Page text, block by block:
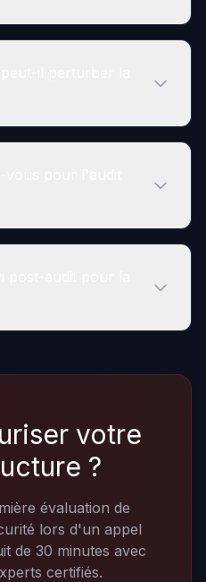
votre
?
évaluation de
lors d'un appel
de 30 minutes avec
certifiés.